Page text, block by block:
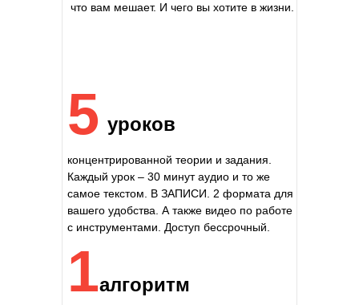
5 уроков
концентрированной теории и задания.
Каждый урок – 30 минут аудио и то же
самое текстом. В ЗАПИСИ. 2 формата для
вашего удобства. А также видео по работе
с инструментами. Доступ бессрочный.
1алгоритм
что вам мешает. И чего вы хотите в жизни.